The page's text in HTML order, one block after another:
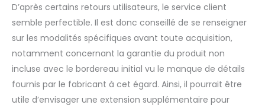
D’après certains retours utilisateurs, le service client
semble perfectible. Il est donc conseillé de se renseigner
sur les modalités spécifiques avant toute acquisition,
notamment concernant la garantie du produit non
incluse avec le bordereau initial vu le manque de détails
fournis par le fabricant à cet égard. Ainsi, il pourrait être
utile d’envisager une extension supplémentaire pour